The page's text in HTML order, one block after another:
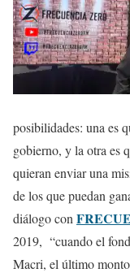
posibilidades: una es
gobierno, y la otra es
quieran enviar una
de los que puedan
diálogo con
2019, “cuando el
Macri, el último